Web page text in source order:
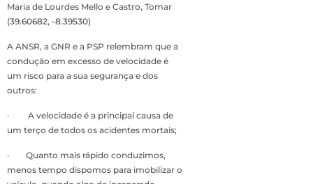
Maria de Lourdes Mello e Castro, Tomar
(39.60682, -8.39530)
A ANSR, a GNR e a PSP relembram que a
condução em excesso de velocidade é
um risco para a sua segurança e dos
outros:
· A velocidade é a principal causa de
um terço de todos os acidentes mortais;
· Quanto mais rápido conduzimos,
menos tempo dispomos para imobilizar o